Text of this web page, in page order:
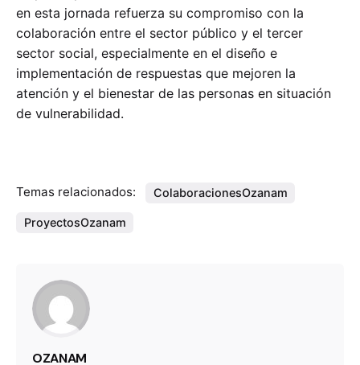
en esta jornada refuerza su compromiso con la
colaboración entre el sector público y el tercer
sector social, especialmente en el diseño e
implementación de respuestas que mejoren la
atención y el bienestar de las personas en situación
de vulnerabilidad.
Temas relacionados: ColaboracionesOzanam
ProyectosOzanam
OZANAM